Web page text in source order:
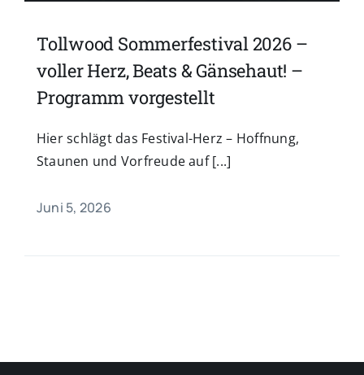
Tollwood Sommerfestival 2026 –
voller Herz, Beats & Gänsehaut! –
Programm vorgestellt
Hier schlägt das Festival-Herz – Hoffnung,
Staunen und Vorfreude auf [...]
Juni 5, 2026